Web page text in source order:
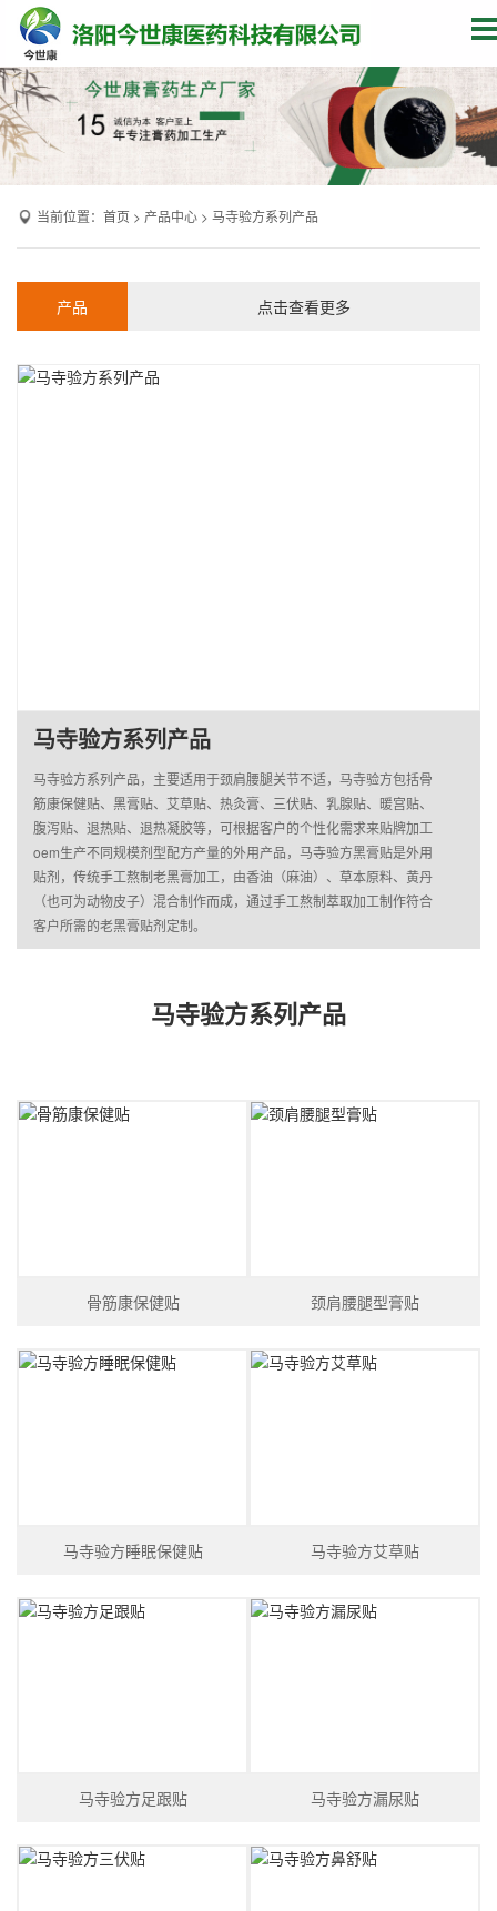
网站首页
关于我们
贴牌加工
发货现场
当前位置： 首页 > 产品中心 > 马寺验方系列产品
产品 点击查看更多
马寺验方系列产品
马寺验方系列产品，主要适用于颈肩腰腿关节不适，马寺验方包括骨
筋康保健贴、黑膏贴、艾草贴、热灸膏、三伏贴、乳腺贴、暖宫贴、
腹泻贴、退热贴、退热凝胶等，可根据客户的个性化需求来贴牌加工
oem生产不同规模剂型配方产量的外用产品，马寺验方黑膏贴是外用
贴剂，传统手工熬制老黑膏加工，由香油（麻油）、草本原料、黄丹
（也可为动物皮子）混合制作而成，通过手工熬制萃取加工制作符合
客户所需的老黑膏贴剂定制。
马寺验方系列产品
骨筋康保健贴 颈肩腰腿型膏贴
马寺验方睡眠保健贴 马寺验方艾草贴
马寺验方足跟贴 马寺验方漏尿贴